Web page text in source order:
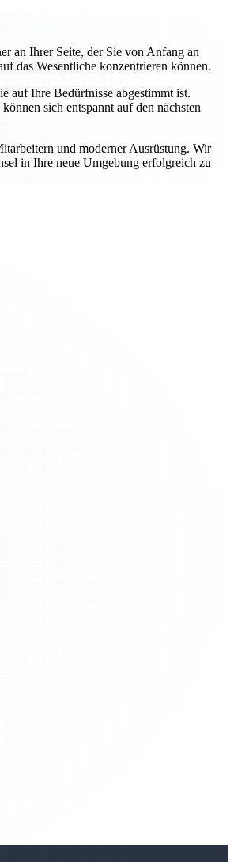
an Ihrer Seite, der Sie von Anfang an
das Wesentliche konzentrieren können.
auf Ihre Bedürfnisse abgestimmt ist.
sich entspannt auf den nächsten
und moderner Ausrüstung. Wir
in Ihre neue Umgebung erfolgreich zu